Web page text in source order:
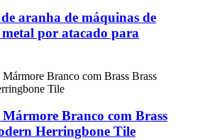
aranha de máquinas de
por atacado para
Mármore Branco com Brass
Herringbone Tile